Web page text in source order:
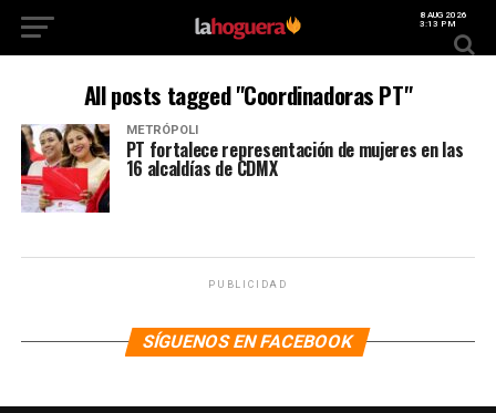
8 AUG 2026
3:13 PM
All posts tagged "Coordinadoras PT"
METRÓPOLI
PT fortalece representación de mujeres en las
16 alcaldías de CDMX
PUBLICIDAD
SÍGUENOS EN FACEBOOK